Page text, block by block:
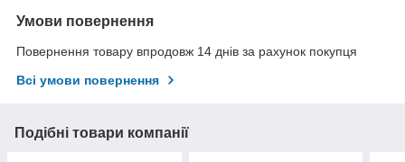
Умови повернення
Повернення товару впродовж 14 днів за рахунок покупця
Всі умови повернення
Подібні товари компанії